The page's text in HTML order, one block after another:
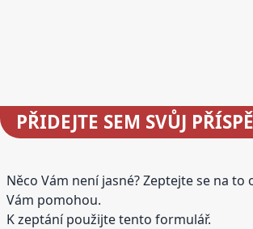
PŘIDEJTE SEM SVŮJ
Něco Vám není jasné? Zeptejte se na
Vám pomohou.
K zeptání použijte tento formulář.